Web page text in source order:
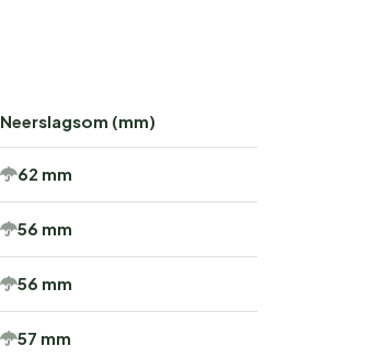
Neerslagsom (mm)
62 mm
56 mm
56 mm
57 mm